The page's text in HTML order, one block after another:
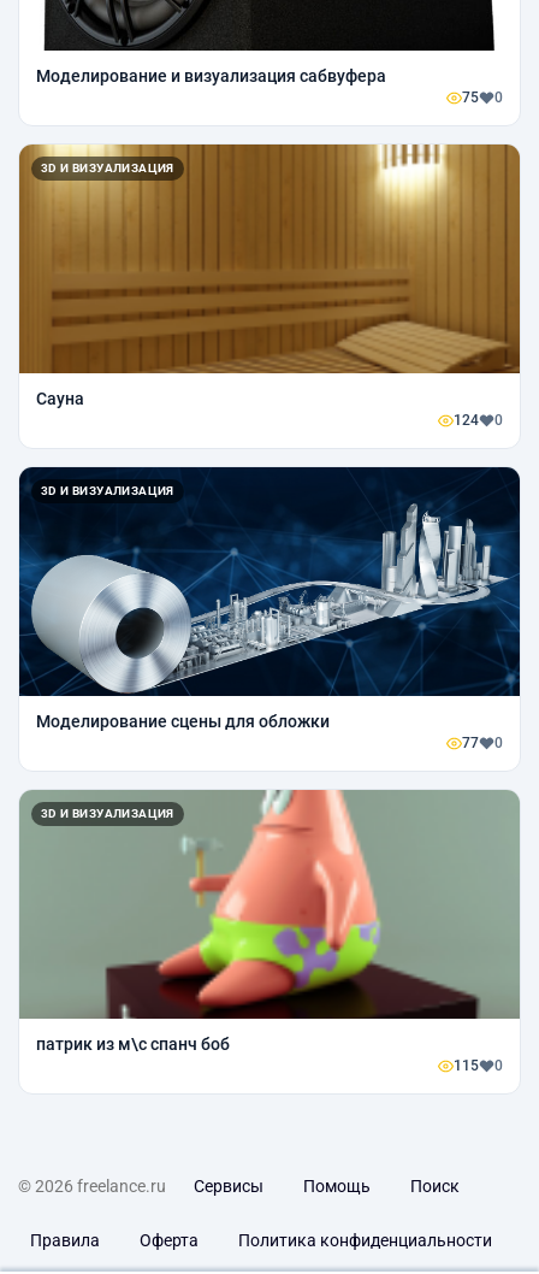
Моделирование и визуализация сабвуфера
75 0
3D И ВИЗУАЛИЗАЦИЯ
Сауна
124 0
3D И ВИЗУАЛИЗАЦИЯ
Моделирование сцены для обложки
77 0
3D И ВИЗУАЛИЗАЦИЯ
патрик из м\с спанч боб
115 0
© 2026 freelance.ru Сервисы Помощь Поиск
Правила Оферта Политика конфиденциальности